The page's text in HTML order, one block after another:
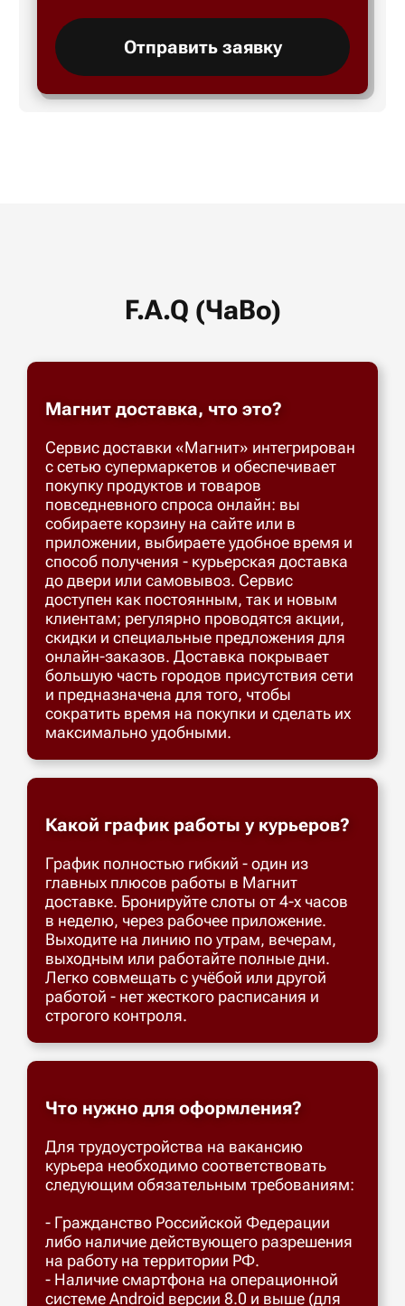
Отправить заявку
F.A.Q (ЧаВо)
Магнит доставка, что это?
Сервис доставки «Магнит» интегрирован
с сетью супермаркетов и обеспечивает
покупку продуктов и товаров
повседневного спроса онлайн: вы
собираете корзину на сайте или в
приложении, выбираете удобное время и
способ получения - курьерская доставка
до двери или самовывоз. Сервис
доступен как постоянным, так и новым
клиентам; регулярно проводятся акции,
скидки и специальные предложения для
онлайн-заказов. Доставка покрывает
большую часть городов присутствия сети
и предназначена для того, чтобы
сократить время на покупки и сделать их
максимально удобными.
Какой график работы у курьеров?
График полностью гибкий - один из
главных плюсов работы в Магнит
доставке. Бронируйте слоты от 4-х часов
в неделю, через рабочее приложение.
Выходите на линию по утрам, вечерам,
выходным или работайте полные дни.
Легко совмещать с учёбой или другой
работой - нет жесткого расписания и
строгого контроля.
Что нужно для оформления?
Для трудоустройства на вакансию
курьера необходимо соответствовать
следующим обязательным требованиям:
- Гражданство Российской Федерации
либо наличие действующего разрешения
на работу на территории РФ.
- Наличие смартфона на операционной
системе Android версии 8.0 и выше (для